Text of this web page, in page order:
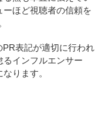
ほど視聴者の信頼を
表記が適切に行われ
インフルエンサー
ります。